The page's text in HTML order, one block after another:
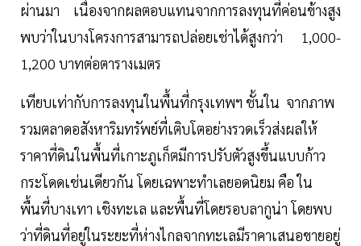
ผ่านมา เนื่องจากผลตอบแทนจากการลงทุนที่ค่อนข้างสูง
พบว่าในบางโครงการสามารถปล่อยเช่าได้สูงกว่า 1,000-
1,200 บาทต่อตารางเมตร
เทียบเท่ากับการลงทุนในพื้นที่กรุงเทพฯ ชั้นใน จากภาพ
รวมตลาดอสังหาริมทรัพย์ที่เติบโตอย่างรวดเร็วส่งผลให้
ราคาที่ดินในพื้นที่เกาะภูเก็ตมีการปรับตัวสูงขึ้นแบบก้าว
กระโดดเช่นเดียวกัน โดยเฉพาะทำเลยอดนิยม คือ ใน
พื้นที่บางเทา เชิงทะเล และพื้นที่โดยรอบลากูน่า โดยพบ
ว่าที่ดินที่อยู่ในระยะที่ห่างไกลจากทะเลมีราคาเสนอขายอยู่